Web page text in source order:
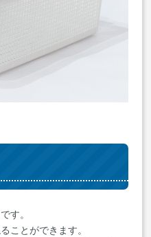
す。
ことができます。